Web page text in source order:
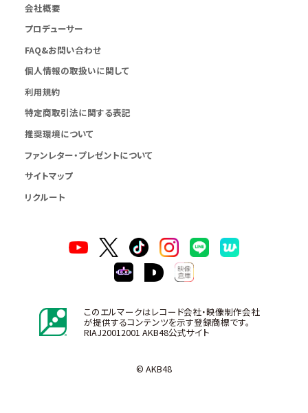
会社概要
プロデューサー
FAQ&お問い合わせ
個人情報の取扱いに関して
利用規約
特定商取引法に関する表記
推奨環境について
ファンレター・プレゼントについて
サイトマップ
リクルート
このエルマークはレコード会社・映像制作会社
が提供するコンテンツを示す登録商標です。
RIAJ20012001 AKB48公式サイト
© AKB48